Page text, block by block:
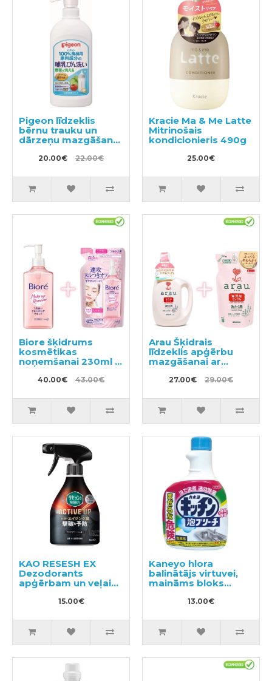
Pigeon līdzeklis
bērnu trauku un
dārzeņu mazgāšanai
ar dozatoru 800ml
20.00€ 22.00€
Kracie Ma & Me Latte
Mitrinošais
kondicionieris 490g
25.00€
Biore šķidrums
kosmētikas
noņemšanai 230ml +
pildviela 210ml
40.00€ 43.00€
Arau Šķidrais
līdzeklis apģērbu
mazgāšanai ar
sastāvam pievienoto
lavandas un
ekstraktu 1200ml +
pildviela 1000ml
27.00€ 29.00€
KAO RESESH EX
Dezodorants
apģērbam un veļai
15.00€
Kaneyo hlora
balinātājs virtuvei,
maināms bloks
13.00€